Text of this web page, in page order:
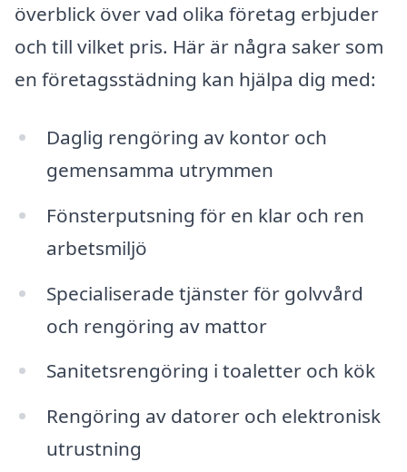
överblick över vad olika företag erbjuder
och till vilket pris. Här är några saker som
en företagsstädning kan hjälpa dig med:
Daglig rengöring av kontor och
gemensamma utrymmen
Fönsterputsning för en klar och ren
arbetsmiljö
Specialiserade tjänster för golvvård
och rengöring av mattor
Sanitetsrengöring i toaletter och kök
Rengöring av datorer och elektronisk
utrustning